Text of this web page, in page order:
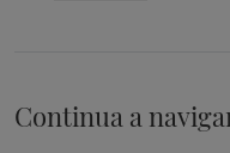
Continua a